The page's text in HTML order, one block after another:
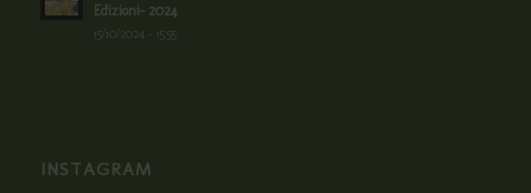
Edizioni- 2024
15/10/2024 - 15:55
INSTAGRAM